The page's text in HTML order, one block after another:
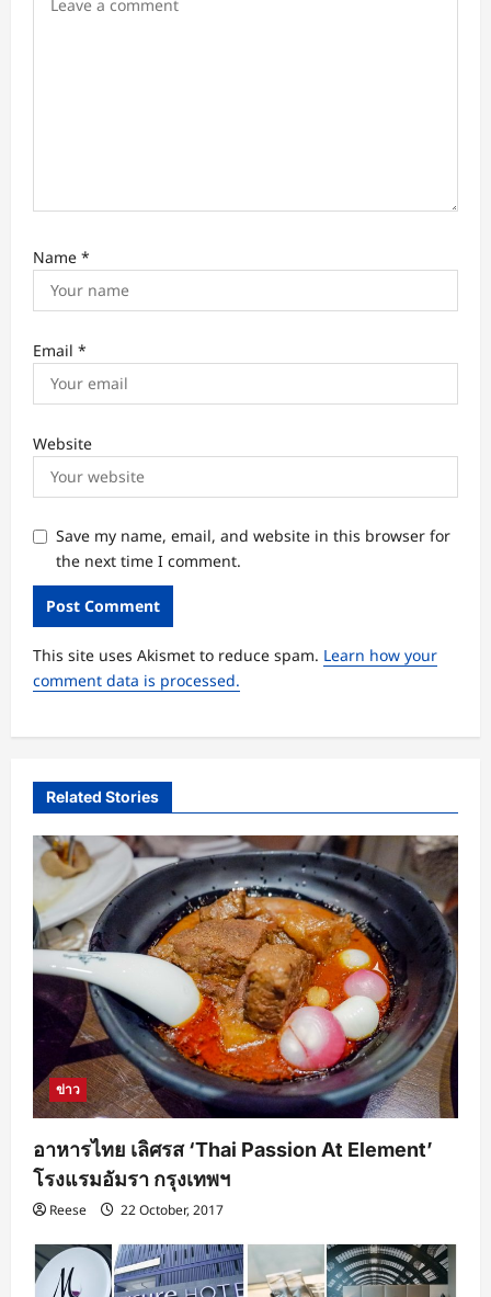
Name *
Email *
Website
Save my name, email, and website in this browser for
the next time I comment.
This site uses Akismet to reduce spam. Learn how your
comment data is processed.
Related Stories
ข่าว
อาหารไทย เลิศรส ‘Thai Passion At Element’
โรงแรมอัมรา กรุงเทพฯ
Reese 22 October, 2017